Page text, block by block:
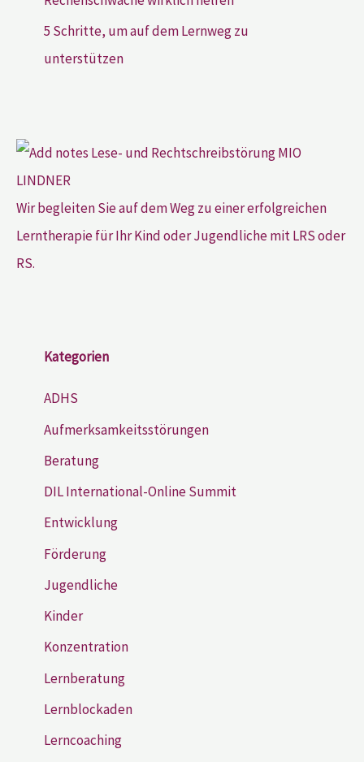
5 Schritte, um auf dem Lernweg zu
unterstützen
Wir begleiten Sie auf dem Weg zu einer erfolgreichen
Lerntherapie für Ihr Kind oder Jugendliche mit LRS oder
RS.
Kategorien
ADHS
Aufmerksamkeitsstörungen
Beratung
DIL International-Online Summit
Entwicklung
Förderung
Jugendliche
Kinder
Konzentration
Lernberatung
Lernblockaden
Lerncoaching